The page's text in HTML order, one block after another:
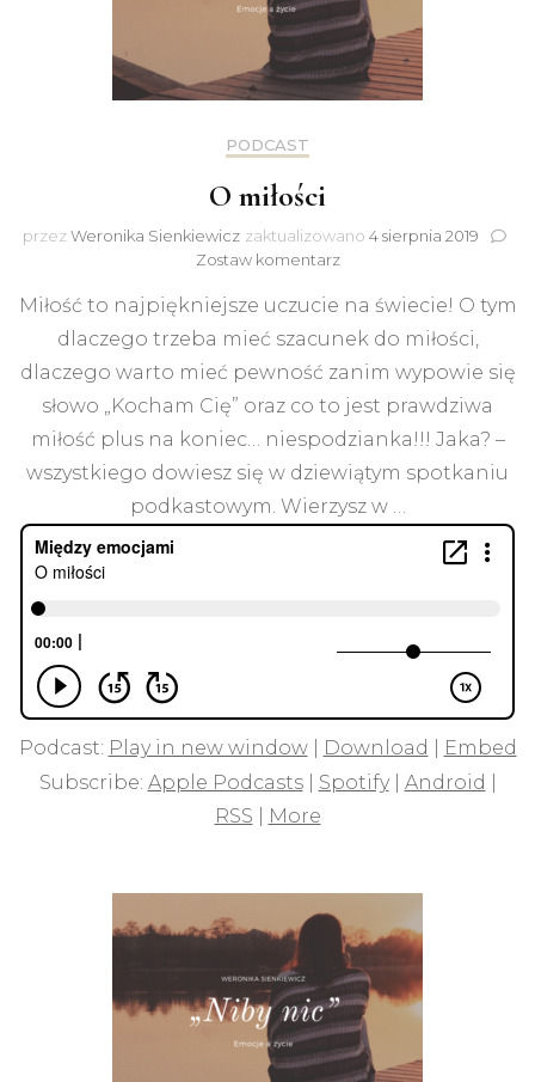
PODCAST
O miłości
przezWeronika Sienkiewicz zaktualizowano 4 sierpnia 2019
Zostaw komentarzdo
miłości
Miłość to najpiękniejsze uczucie na świecie! O tym
dlaczego trzeba mieć szacunek do miłości,
dlaczego warto mieć pewność zanim wypowie się
słowo „Kocham Cię” oraz co to jest prawdziwa
miłość plus na koniec… niespodzianka!!! Jaka? –
wszystkiego dowiesz się w dziewiątym spotkaniu
podkastowym. Wierzysz w …
Podcast: Play in new window| Download
Embed
Subscribe: Apple Podcasts| Spotify| Android
RSS
More